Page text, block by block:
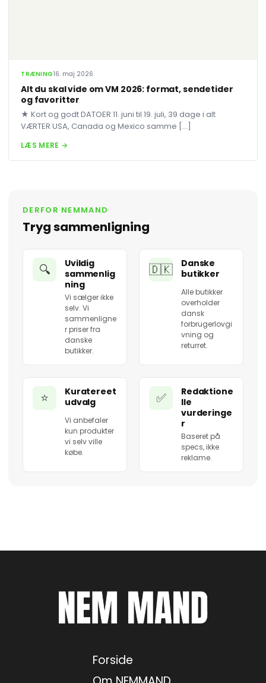
TRÆNING16. maj 2026
Alt du skal vide om VM 2026: format, sendetider
og favoritter
★ Kort og godt DATOER 11. juni til 19. juli, 39 dage i alt
VÆRTER USA, Canada og Mexico samme […]
LÆS MERE →
DERFOR NEMMAND
Tryg sammenligning
🔍
Uvildig
sammenlig
ning
Vi sælger ikke
selv. Vi
sammenligne
r priser fra
danske
butikker.
🇩🇰
Danske
butikker
Alle butikker
overholder
dansk
forbrugerlovgi
vning og
returret.
⭐
Kuratereet
udvalg
Vi anbefaler
kun produkter
vi selv ville
købe.
✅
Redaktione
lle
vurderinge
r
Baseret på
specs, ikke
reklame.
Forside